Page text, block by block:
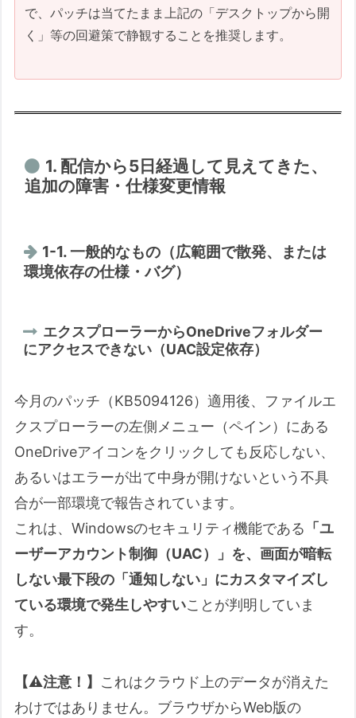
3. 本サイト独自の障害予測（2026/06/10
時点）
る可能性のある障害 (KB5094126適
後)
今回の予測の妥当性検証
点）
【参考】一般配信前のインサイダー
12:00 時点)
Windows 11 (25H2 / 24H2)
(ESU)
アップデート適用前の準備と心構え
Q&A (2026/06/15版)
Q1. パッチの適用中やサインイン直後
に進行状況（％）が止まったり、画面
が真っ暗なまま動きません。強制終了
すべきですか？
状態に戻ってしまいます。
Q3. 再起動した瞬間に、突然
で、パッチは当てたまま上記の「デスクトップから開
く」等の回避策で静観することを推奨します。
1. 配信から5日経過して見えてきた、
追加の障害・仕様変更情報
1-1. 一般的なもの（広範囲で散発、または
環境依存の仕様・バグ）
エクスプローラーからOneDriveフォルダー
にアクセスできない（UAC設定依存）
今月のパッチ（KB5094126）適用後、ファイルエ
クスプローラーの左側メニュー（ペイン）にある
OneDriveアイコンをクリックしても反応しない、
あるいはエラーが出て中身が開けないという不具
合が一部環境で報告されています。
これは、Windowsのセキュリティ機能である 「ユ
ーザーアカウント制御（UAC）」を、画面が暗転
しない最下段の「通知しない」にカスタマイズし
ている環境で発生しやすいことが判明していま
す。
【⚠️注意！】 これはクラウド上のデータが消えた
わけではありません。ブラウザからWeb版の